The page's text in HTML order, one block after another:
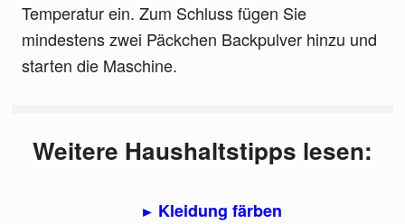
Temperatur ein. Zum Schluss fügen Sie
mindestens zwei Päckchen Backpulver hinzu und
starten die Maschine.
Weitere Haushaltstipps lesen:
Kleidung färben